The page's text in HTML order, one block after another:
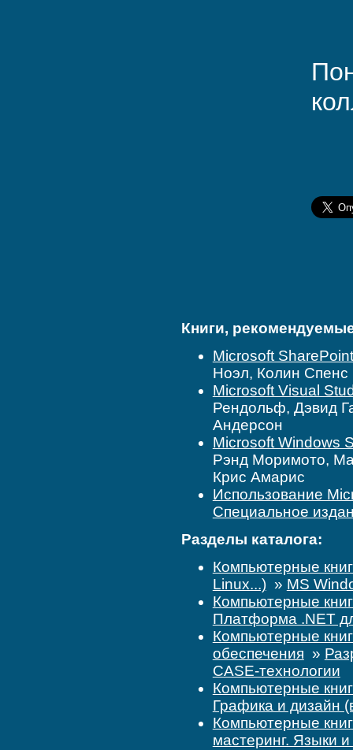
Книги,
Microsoft
Ноэл, Колин Спенс
Microsoft Visual
Рендольф, Дэвид
Андерсон
Microsoft Windows
Рэнд Моримото,
Крис Амарис
Использование
Специальное
Разделы каталога:
Компьютерные
Linux...)» MS
Компьютерные
Платформа .NET
Компьютерные
обеспечения »
CASE-технологии
Компьютерные
Графика и дизайн
Компьютерные
мастеринг. Языки